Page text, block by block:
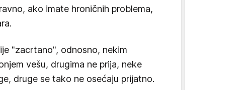
ako imate hroničnih problema,
"zacrtano", odnosno, nekim
vešu, drugima ne prija, neke
druge se tako ne osećaju prijatno.